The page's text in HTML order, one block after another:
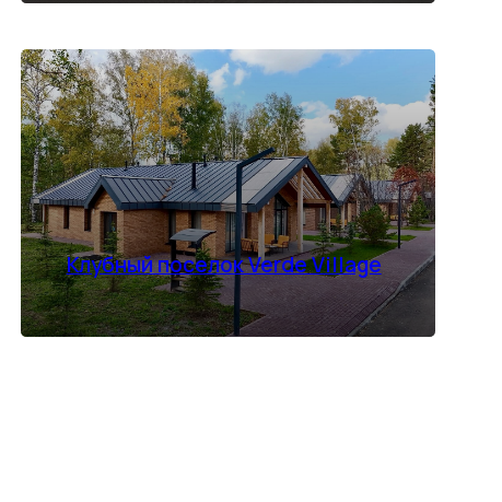
Клубный поселок Verde Village